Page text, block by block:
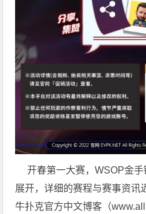
开春第一大赛，WSOP金手
展开，详细的赛程与赛事资讯
牛扑克官方中文博客（